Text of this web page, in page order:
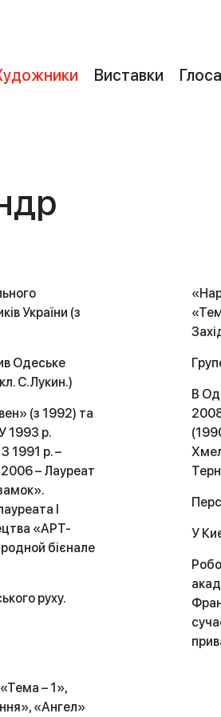
Виставки
України (з
Одеське
С.Лукин.)
(з 1992) та
1993 р.
1991 р. –
– Лауреат
I
«АРТ-
бієнале
руху.
– 1»,
«Ангел»
В
У